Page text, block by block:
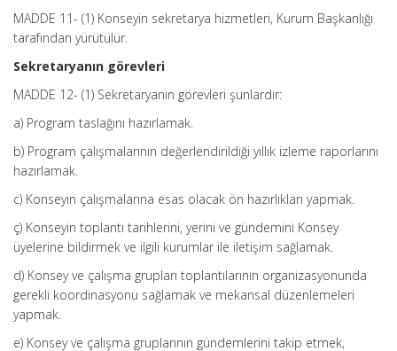
MADDE 11- (1) Konseyin sekretarya hizmetleri, Kurum Başkanlığı
tarafından yürütülür.
Sekretaryanın görevleri
MADDE 12- (1) Sekretaryanın görevleri şunlardır:
a) Program taslağını hazırlamak.
b) Program çalışmalarının değerlendirildiği yıllık izleme raporlarını
hazırlamak.
c) Konseyin çalışmalarına esas olacak ön hazırlıkları yapmak.
ç) Konseyin toplantı tarihlerini, yerini ve gündemini Konsey
üyelerine bildirmek ve ilgili kurumlar ile iletişim sağlamak.
d) Konsey ve çalışma grupları toplantılarının organizasyonunda
gerekli koordinasyonu sağlamak ve mekansal düzenlemeleri
yapmak.
e) Konsey ve çalışma gruplarının gündemlerini takip etmek,